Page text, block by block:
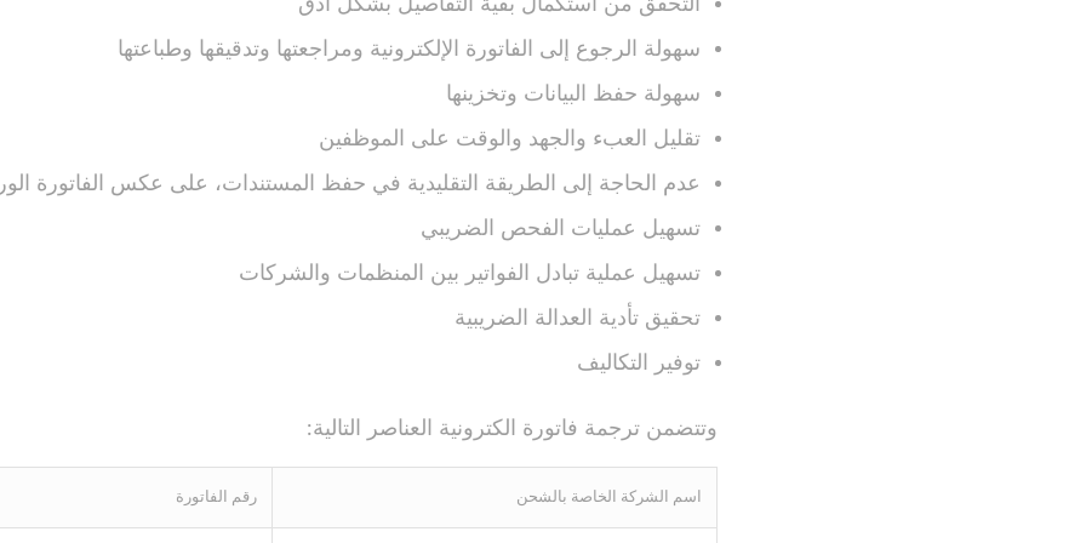
سهولة الرجوع إلى الفاتورة الإلكترونية ومراجعتها وتدقيقها وطباعتها
سهولة حفظ البيانات وتخزينها
تقليل العبء والجهد والوقت على الموظفين
عدم الحاجة إلى الطريقة التقليدية في حفظ المستندات، على عكس الفاتورة
تسهيل عمليات الفحص الضريبي
تسهيل عملية تبادل الفواتير بين المنظمات والشركات
تحقيق تأدية العدالة الضريبية
توفير التكاليف
وتتضمن ترجمة فاتورة الكترونية العناصر التالية:
اسم الشركة الخاصة بالشحن رقم الفاتورة